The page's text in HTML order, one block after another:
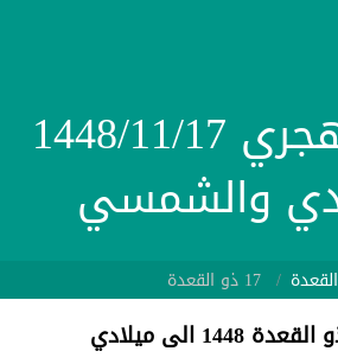
التاريخ الهجري 1448/11/17
والشمسي
17 ذو القعدة